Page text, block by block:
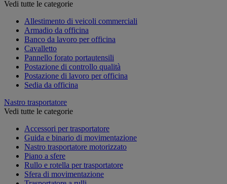
Vedi tutte le categorie
Allestimento di veicoli commerciali
Armadio da officina
Banco da lavoro per officina
Cavalletto
Pannello forato portautensili
Postazione di controllo qualità
Postazione di lavoro per officina
Sedia da officina
Nastro trasportatore
Vedi tutte le categorie
Accessori per trasportatore
Guida e binario di movimentazione
Nastro trasportatore motorizzato
Piano a sfere
Rullo e rotella per trasportatore
Sfera di movimentazione